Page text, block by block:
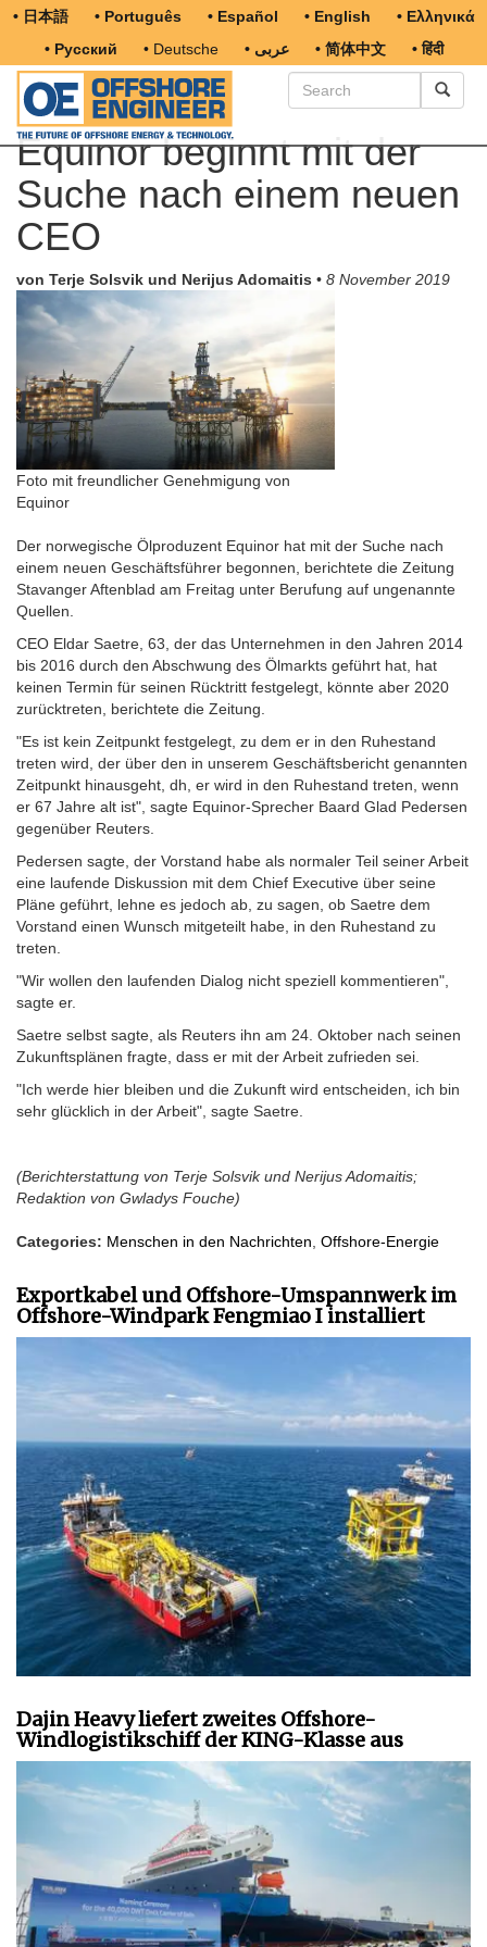
• 日本語 • Português • Español • English
• Ελληνικά
• Русский
• Deutsche • عربى • 简体中文 • हिंदी
Equinor beginnt mit der
Suche nach einem neuen
CEO
von Terje Solsvik und Nerijus Adomaitis • 8 November 2019
Foto mit freundlicher Genehmigung von
Equinor
Der norwegische Ölproduzent Equinor hat mit der Suche nach
einem neuen Geschäftsführer begonnen, berichtete die Zeitung
Stavanger Aftenblad am Freitag unter Berufung auf ungenannte
Quellen.
CEO Eldar Saetre, 63, der das Unternehmen in den Jahren 2014
bis 2016 durch den Abschwung des Ölmarkts geführt hat, hat
keinen Termin für seinen Rücktritt festgelegt, könnte aber 2020
zurücktreten, berichtete die Zeitung.
"Es ist kein Zeitpunkt festgelegt, zu dem er in den Ruhestand
treten wird, der über den in unserem Geschäftsbericht genannten
Zeitpunkt hinausgeht, dh, er wird in den Ruhestand treten, wenn
er 67 Jahre alt ist", sagte Equinor-Sprecher Baard Glad Pedersen
gegenüber Reuters.
Pedersen sagte, der Vorstand habe als normaler Teil seiner Arbeit
eine laufende Diskussion mit dem Chief Executive über seine
Pläne geführt, lehne es jedoch ab, zu sagen, ob Saetre dem
Vorstand einen Wunsch mitgeteilt habe, in den Ruhestand zu
treten.
"Wir wollen den laufenden Dialog nicht speziell kommentieren",
sagte er.
Saetre selbst sagte, als Reuters ihn am 24. Oktober nach seinen
Zukunftsplänen fragte, dass er mit der Arbeit zufrieden sei.
"Ich werde hier bleiben und die Zukunft wird entscheiden, ich bin
sehr glücklich in der Arbeit", sagte Saetre.
(Berichterstattung von Terje Solsvik und Nerijus Adomaitis;
Redaktion von Gwladys Fouche)
Categories: Menschen in den Nachrichten Offshore-Energie
Exportkabel und Offshore-Umspannwerk im
Offshore-Windpark Fengmiao I installiert
Dajin Heavy liefert zweites Offshore-
Windlogistikschiff der KING-Klasse aus